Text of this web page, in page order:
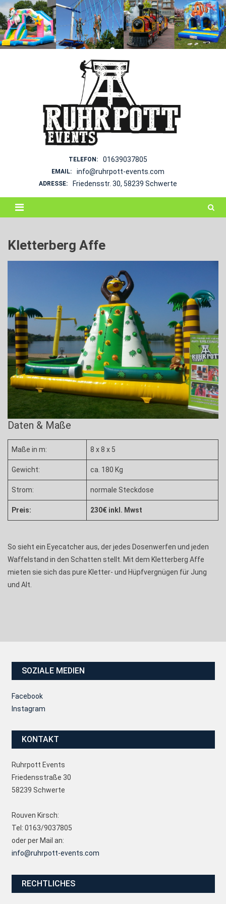
Skip
to
content
TELEFON: 01639037805
EMAIL: info@ruhrpott-events.com
ADRESSE: Friedensstr. 30, 58239 Schwerte
Kletterberg Affe
Daten & Maße
Maße in m: 8 x 8 x 5
Gewicht: ca. 180 Kg
Strom: normale Steckdose
Preis: 230€ inkl. Mwst
So sieht ein Eyecatcher aus, der jedes Dosenwerfen und jeden
Waffelstand in den Schatten stellt. Mit dem Kletterberg Affe
mieten sie sich das pure Kletter- und Hüpfvergnügen für Jung
und Alt.
SOZIALE MEDIEN
Facebook
Instagram
KONTAKT
Ruhrpott Events
Friedensstraße 30
58239 Schwerte
Rouven Kirsch:
Tel: 0163/9037805
oder per Mail an:
info@ruhrpott-events.com
RECHTLICHES